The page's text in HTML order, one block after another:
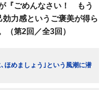
『ごめんなさい！ もう
力感というご褒美が得ら
第2回／全3回）
ほめましょう｣という風潮に潜